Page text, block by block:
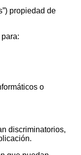
propiedad de
o
discriminatorios,